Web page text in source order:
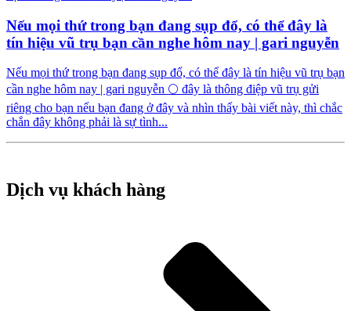
Nếu mọi thứ trong bạn đang sụp đổ, có thể đây là
tín hiệu vũ trụ bạn cần nghe hôm nay | gari nguyễn
Nếu mọi thứ trong bạn đang sụp đổ, có thể đây là tín hiệu vũ trụ bạn
cần nghe hôm nay | gari nguyễn 🌕 đây là thông điệp vũ trụ gửi
riêng cho bạn nếu bạn đang ở đây và nhìn thấy bài viết này, thì chắc
chắn đây không phải là sự tình...
Dịch vụ khách hàng